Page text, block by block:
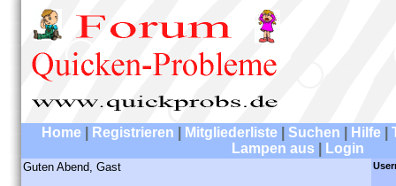
Home Registrieren Mitgliederliste Suchen Hilfe
Lampen aus
Login
Guten Abend, Gast